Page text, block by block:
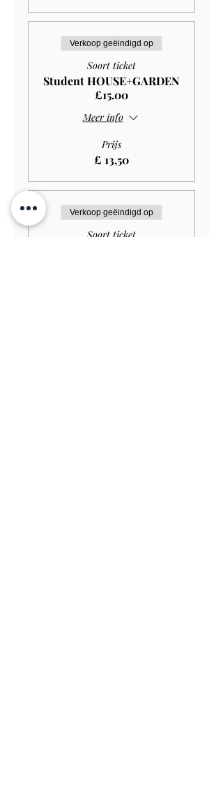
Verkoop geëindigd op
Soort ticket
Student HOUSE+GARDEN
£15.00
Meer info
Prijs
£ 13,50
Verkoop geëindigd op
Soort ticket